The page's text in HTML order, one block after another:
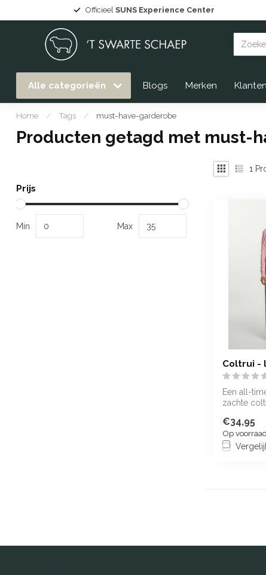
Officieel SUNS Experience Center
Alle categorieën Blogs Merken
Home / Tags / must-have-garderobe
Producten getagd met must-
Prijs
Min Max
1
Coltrui -
Een all-
zachte
€34,95
Op